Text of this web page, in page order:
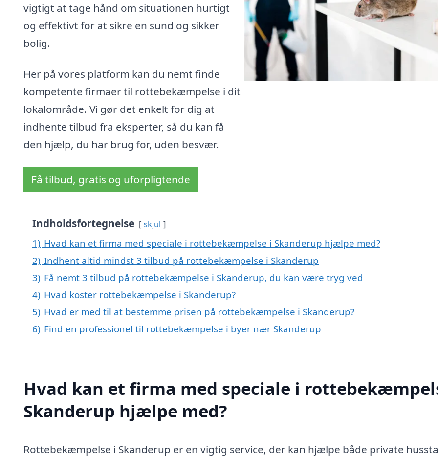
vigtigt at tage hånd om situationen hurtigt
og effektivt for at sikre en sund og sikker
bolig.
Her på vores platform kan du nemt finde
kompetente firmaer til rottebekæmpelse i dit
lokalområde. Vi gør det enkelt for dig at
indhente tilbud fra eksperter, så du kan få
den hjælp, du har brug for, uden besvær.
Få tilbud, gratis og uforpligtende
Indholdsfortegnelse skjul
1) Hvad kan et firma med speciale i rottebekæmpelse i Skanderup hjælpe med?
2) Indhent altid mindst 3 tilbud på rottebekæmpelse i Skanderup
3) Få nemt 3 tilbud på rottebekæmpelse i Skanderup, du kan være tryg ved
4) Hvad koster rottebekæmpelse i Skanderup?
5) Hvad er med til at bestemme prisen på rottebekæmpelse i Skanderup?
6) Find en professionel til rottebekæmpelse i byer nær Skanderup
Hvad kan et firma med speciale i
Skanderup hjælpe med?
Rottebekæmpelse i Skanderup er en vigtig service, der kan hjælpe både private